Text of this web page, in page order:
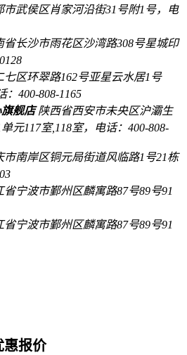
市武侯区肖家河沿街31号附1号，电
省长沙市雨花区沙湾路308号星城印
七区环翠路162号亚星云水居1号
400-808-1165
旗舰店陕西省西安市未央区沪灞生
元117室,118室，电话：400-808-
市南岸区铜元局街道风临路1号21栋
省宁波市鄞州区麟寓路87号89号91
省宁波市鄞州区麟寓路87号89号91
惠报价